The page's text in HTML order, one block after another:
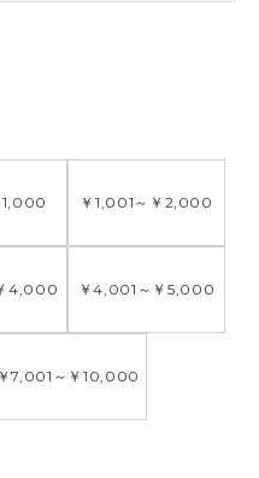
1,000 ￥1,001 ～ ￥2,000
4,000 ￥4,001 ～ ￥5,000
￥7,001 ～ ￥10,000